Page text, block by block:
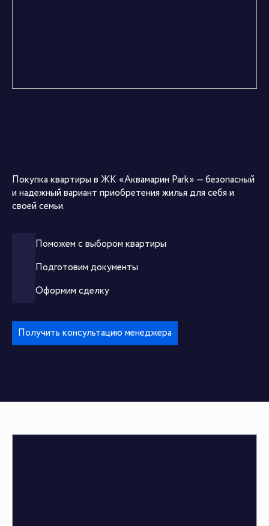
Покупка квартиры в ЖК «Аквамарин Park» — безопасный
и надежный вариант приобретения жилья для себя и
своей семьи.
Поможем с выбором квартиры
Подготовим документы
Оформим сделку
Получить консультацию менеджера